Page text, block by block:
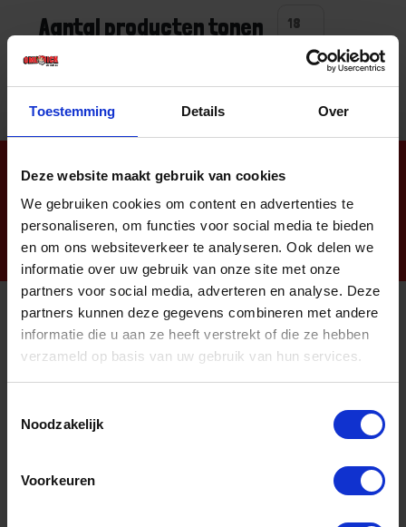
Toestemming Details Over
Deze website maakt gebruik van cookies
We gebruiken cookies om content en advertenties te
personaliseren, om functies voor social media te bieden
en om ons websiteverkeer te analyseren. Ook delen we
informatie over uw gebruik van onze site met onze
partners voor social media, adverteren en analyse. Deze
partners kunnen deze gegevens combineren met andere
informatie die u aan ze heeft verstrekt of die ze hebben
verzameld op basis van uw gebruik van hun services.
Noodzakelijk
Voorkeuren
Aantal producten tonen
Nieuwsbrief
Informatie
Klachtenregeling Ome Dick